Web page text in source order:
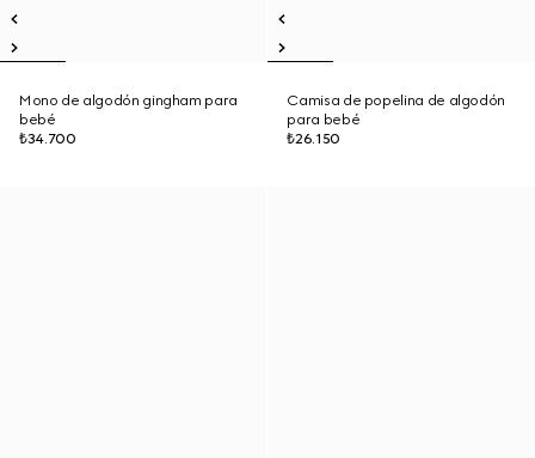
Mono de algodón gingham para
bebé
₺34.700
Camisa de popelina de algodón
para bebé
₺26.150